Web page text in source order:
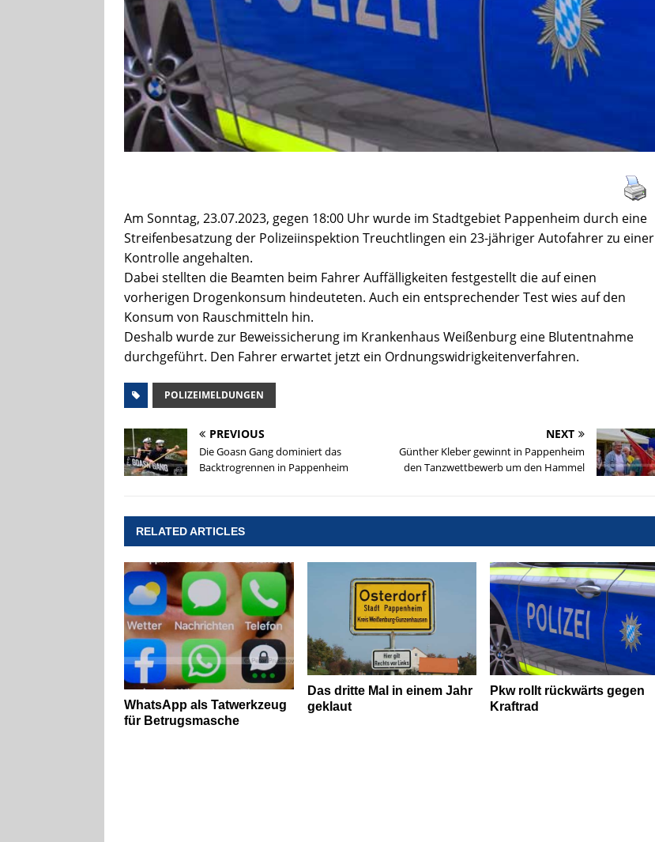
Am Sonntag, 23.07.2023, gegen 18:00 Uhr wurde im Stadtgebiet Pappenheim durch eine
Streifenbesatzung der Polizeiinspektion Treuchtlingen ein 23-jähriger Autofahrer zu einer
Kontrolle angehalten.
Dabei stellten die Beamten beim Fahrer Auffälligkeiten festgestellt die auf einen
vorherigen Drogenkonsum hindeuteten. Auch ein entsprechender Test wies auf den
Konsum von Rauschmitteln hin.
Deshalb wurde zur Beweissicherung im Krankenhaus Weißenburg eine Blutentnahme
durchgeführt. Den Fahrer erwartet jetzt ein Ordnungswidrigkeitenverfahren.
POLIZEIMELDUNGEN
PREVIOUS
Die Goasn Gang dominiert das
Backtrogrennen in Pappenheim
NEXT
Günther Kleber gewinnt in Pappenheim
den Tanzwettbewerb um den Hammel
RELATED ARTICLES
WhatsApp als Tatwerkzeug
für Betrugsmasche
Das dritte Mal in einem Jahr
geklaut
Pkw rollt rückwärts gegen
Kraftrad